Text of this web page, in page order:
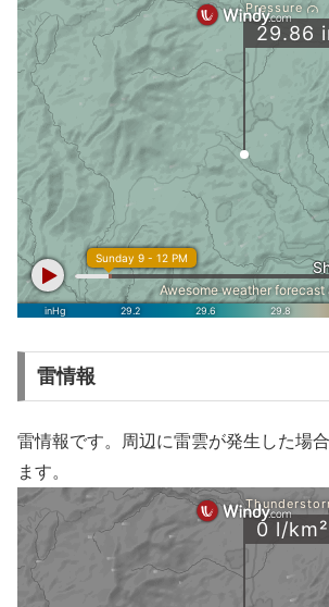
雷情報
雷情報です。周辺に雷雲が発生した場
ます。